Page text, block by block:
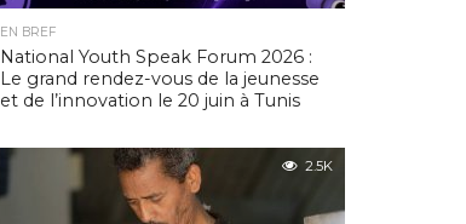
EN BREF
National Youth Speak Forum 2026 :
Le grand rendez-vous de la jeunesse
et de l’innovation le 20 juin à Tunis
2.5K